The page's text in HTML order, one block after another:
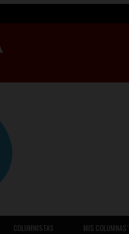
COLUMNISTAS MIS COLUMNASˇ